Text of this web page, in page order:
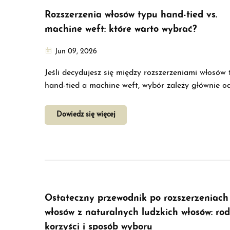
Rozszerzenia włosów typu hand-tied vs.
machine weft: które warto wybrać?
Jun 09, 2026
Jeśli decydujesz się między rozszerzeniami włosów
hand-tied a machine weft, wybór zależy głównie od
typy wykorzystują prawdziwe ludzkie włosy. Różnica
polega na szwie — jego grubości, płaskości...
Dowiedz się więcej
Ostateczny przewodnik po rozszerzeniach
włosów z naturalnych ludzkich włosów:
korzyści i sposób wyboru